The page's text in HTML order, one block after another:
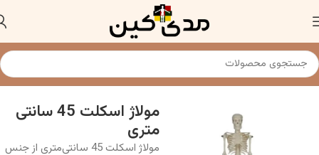
خانه مولاژو ماکت اسکلت و استخوان
مولاژ اسکلت 45 سانتی
متری
مولاژ اسکلت 45 سانتی‌متری از جنس